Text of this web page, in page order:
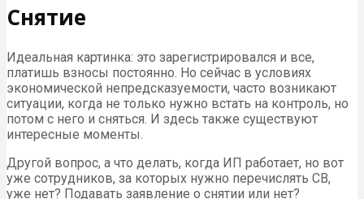
Снятие
Идеальная картинка: это зарегистрировался и все,
платишь взносы постоянно. Но сейчас в условиях
экономической непредсказуемости, часто возникают
ситуации, когда не только нужно встать на контроль, но
потом с него и сняться. И здесь также существуют
интересные моменты.
Другой вопрос, а что делать, когда ИП работает, но вот
уже сотрудников, за которых нужно перечислять СВ,
уже нет? Подавать заявление о снятии или нет?